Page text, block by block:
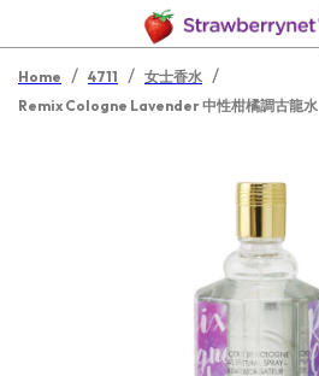
Home / 4711 / 女士香水 /
Remix Cologne Lavender 中性柑橘調古龍水